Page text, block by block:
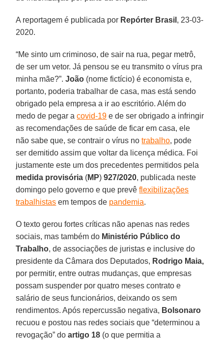
A reportagem é publicada por Repórter Brasil , 23-03-
2020.
“Me sinto um criminoso, de sair na rua, pegar metrô,
de ser um vetor. Já pensou se eu transmito o vírus pra
minha mãe?”.João (nome fictício) é economista e,
portanto, poderia trabalhar de casa, mas está sendo
obrigado pela empresa a ir ao escritório. Além do
medo de pegar acovid-19 e de ser obrigado a infringir
as recomendações de saúde de ficar em casa, ele
não sabe que, se contrair o vírus notrabalho, pode
ser demitido assim que voltar da licença médica. Foi
justamente este um dos precedentes permitidos pela
medida provisória (MP) 927/2020, publicada neste
domingo pelo governo e que prevêflexibilizações
trabalhistas em tempos de pandemia.
O texto gerou fortes críticas não apenas nas redes
sociais, mas também do Ministério Público do
Trabalho, de associações de juristas e inclusive do
presidente da Câmara dos Deputados, Rodrigo Maia,
por permitir, entre outras mudanças, que empresas
possam suspender por quatro meses contrato e
salário de seus funcionários, deixando os sem
rendimentos. Após repercussão negativa, Bolsonaro
recuou e postou nas redes sociais que “determinou a
revogação” doartigo 18 (o que permitia a